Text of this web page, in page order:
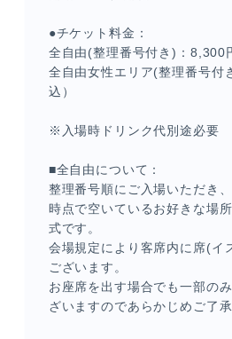
●チケット料金：
全自由(整理番号付き)：8,300
全自由女性エリア(整理番号付
込）
※入場時ドリンク代別途必要
■全自由について：
整理番号順にご入場いただき
時点で空いているお好きな場
式です。
会場規定により客席内に席(イ
ございます。
お座席を出す場合でも一部の
ざいますのであらかじめご了承